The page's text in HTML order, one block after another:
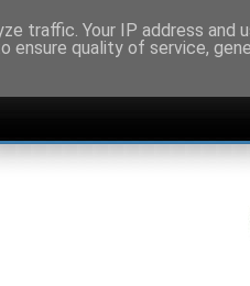
traffic. Your IP address and
ensure quality of service,